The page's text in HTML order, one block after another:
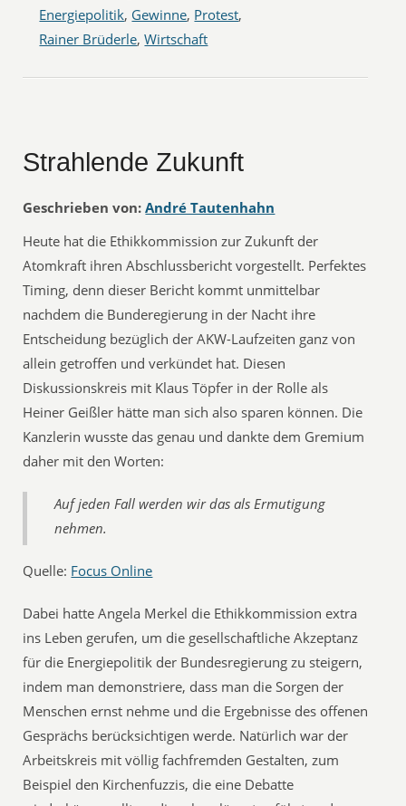
Energiepolitik, Gewinne, Protest,
Rainer Brüderle,Wirtschaft
Strahlende Zukunft
Geschrieben von: André Tautenhahn
Heute hat die Ethikkommission zur Zukunft der
Atomkraft ihren Abschlussbericht vorgestellt. Perfektes
Timing, denn dieser Bericht kommt unmittelbar
nachdem die Bunderegierung in der Nacht ihre
Entscheidung bezüglich der AKW-Laufzeiten ganz von
allein getroffen und verkündet hat. Diesen
Diskussionskreis mit Klaus Töpfer in der Rolle als
Heiner Geißler hätte man sich also sparen können. Die
Kanzlerin wusste das genau und dankte dem Gremium
daher mit den Worten:
Auf jeden Fall werden wir das als Ermutigung
nehmen.
Quelle: Focus Online
Dabei hatte Angela Merkel die Ethikkommission extra
ins Leben gerufen, um die gesellschaftliche Akzeptanz
für die Energiepolitik der Bundesregierung zu steigern,
indem man demonstriere, dass man die Sorgen der
Menschen ernst nehme und die Ergebnisse des offenen
Gesprächs berücksichtigen werde. Natürlich war der
Arbeitskreis mit völlig fachfremden Gestalten, zum
Beispiel den Kirchenfuzzis, die eine Debatte